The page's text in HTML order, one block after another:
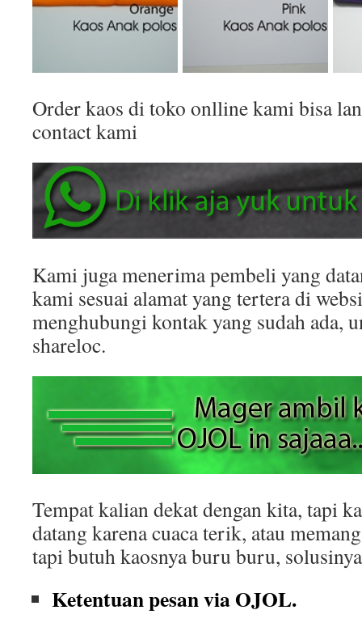
Order kaos di toko onlline kami bisa
contact kami
Kami juga menerima pembeli yang
kami sesuai alamat yang tertera di
menghubungi kontak yang sudah ada,
shareloc.
Tempat kalian dekat dengan kita, tapi
datang karena cuaca terik, atau
tapi butuh kaosnya buru buru,
Ketentuan pesan via OJOL.